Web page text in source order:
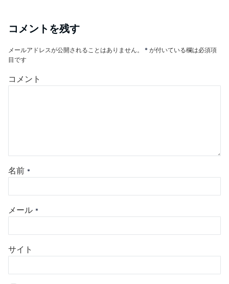
コメントを残す
メールアドレスが公開されることはありません。 * が付いている欄は必須項
目です
コメント
名前 *
メール *
サイト